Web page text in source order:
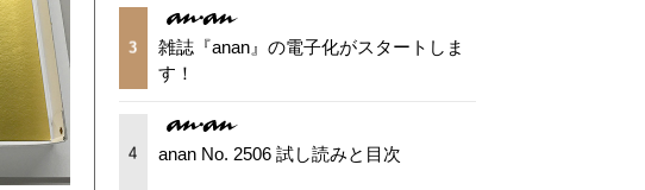
3
雑誌『anan』の電子化がスタートしま
す！
4 anan No. 2506 試し読みと目次